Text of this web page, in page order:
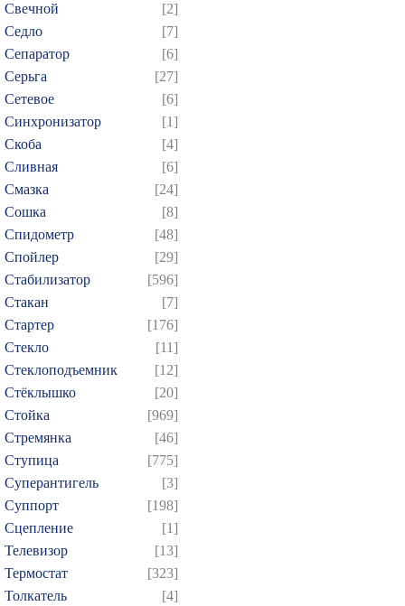
Свечной
[2]
Седло
[7]
Сепаратор
[6]
Серьга
[27]
Сетевое
[6]
Синхронизатор
[1]
Скоба
[4]
Сливная
[6]
Смазка
[24]
Сошка
[8]
Спидометр
[48]
Спойлер
[29]
Стабилизатор
[596]
Стакан
[7]
Стартер
[176]
Стекло
[11]
Стеклоподъемник
[12]
Стёклышко
[20]
Стойка
[969]
Стремянка
[46]
Ступица
[775]
Суперантигель
[3]
Суппорт
[198]
Сцепление
[1]
Телевизор
[13]
Термостат
[323]
Толкатель
[4]